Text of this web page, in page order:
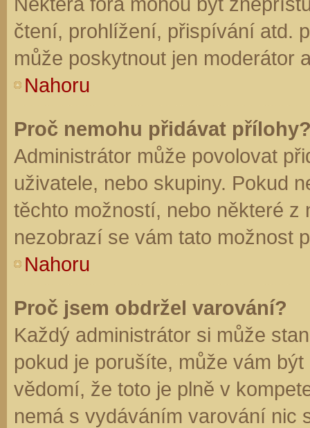
čtení, prohlížení, přispívání atd.
může poskytnout jen moderátor
Nahoru
Proč nemohu přidávat
Administrátor může povolovat
uživatele, nebo skupiny. Pokud
těchto možností, nebo některé z
nezobrazí se vám tato možnost
Nahoru
Proč jsem obdržel varování?
Každý administrátor si může
pokud je porušíte, může vám
vědomí, že toto je plně v
nemá s vydáváním varování nic